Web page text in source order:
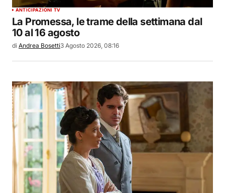
ANTICIPAZIONI TV
La Promessa, le trame della settimana dal
10 al 16 agosto
di Andrea Bosetti3 Agosto 2026, 08:16